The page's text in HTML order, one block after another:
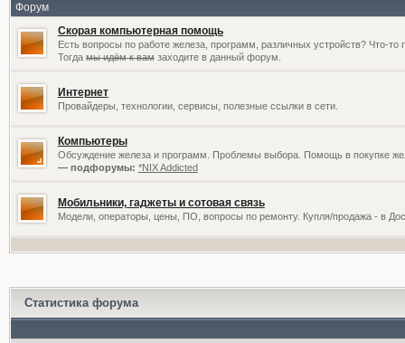
Форум
Скорая компьютерная помощь
Есть вопросы по работе железа, программ, различных устройств? Что-то
Тогдамы идём к вамзаходите в данный форум.
Интернет
Провайдеры, технологии, сервисы, полезные ссылки в сети.
Компьютеры
Обсуждение железа и программ. Проблемы выбора. Помощь в покупке
— подфорумы: *NIX Addicted
Мобильники, гаджеты и сотовая связь
Модели, операторы, цены, ПО, вопросы по ремонту. Купля/продажа - в
Статистика форума